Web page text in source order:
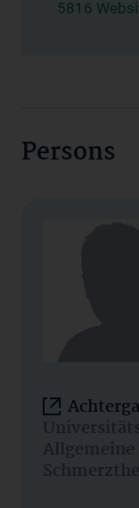
5816
Persons